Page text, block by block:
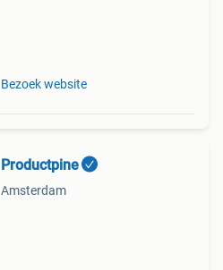
Bezoek website
Productpine
Amsterdam